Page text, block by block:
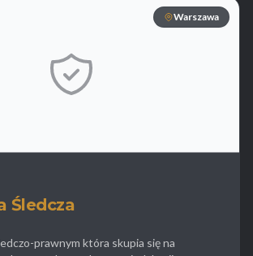
Warszawa
Śledcza
prawnym która skupia się na